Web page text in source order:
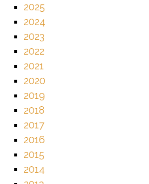
2025
2024
2023
2022
2021
2020
2019
2018
2017
2016
2015
2014